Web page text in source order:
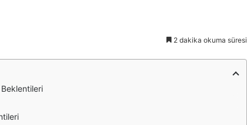
2 dakika okuma süresi
Beklentileri